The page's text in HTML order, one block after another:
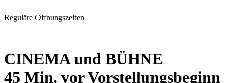
Reguläre Öffnungszeiten
CINEMA und BÜHNE
45 Min. vor Vorstellungsbeginn